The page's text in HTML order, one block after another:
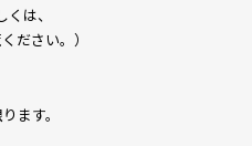
は、
ださい。）
ます。